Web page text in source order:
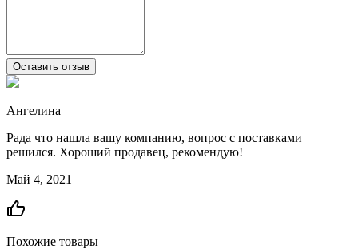
Оставить отзыв
Ангелина
Рада что нашла вашу компанию, вопрос с поставками
решился. Хороший продавец, рекомендую!
Май 4, 2021
Похожие товары